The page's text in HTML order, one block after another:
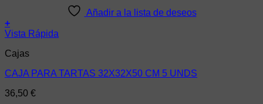
Añadir a la lista de deseos
+
Vista Rápida
Cajas
CAJA PARA TARTAS 32X32X50 CM 5 UNDS
36,50 €